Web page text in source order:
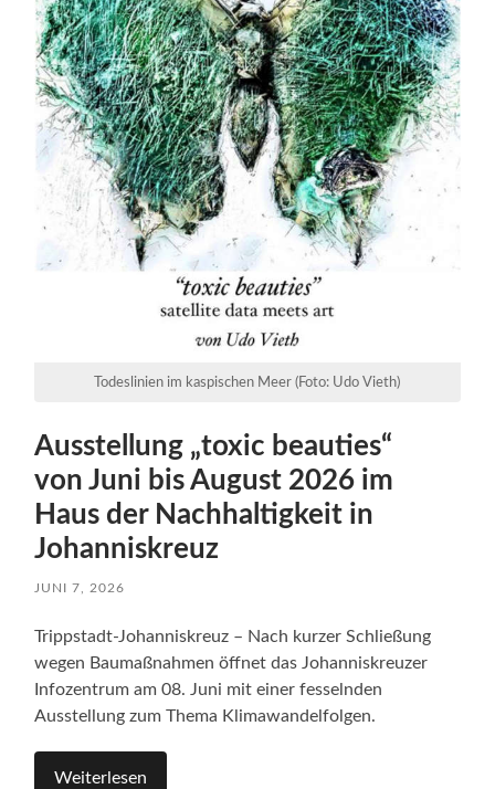
Todeslinien im kaspischen Meer (Foto: Udo Vieth)
Ausstellung „toxic beauties“
von Juni bis August 2026 im
Haus der Nachhaltigkeit in
Johanniskreuz
JUNI 7, 2026
Trippstadt-Johanniskreuz – Nach kurzer Schließung
wegen Baumaßnahmen öffnet das Johanniskreuzer
Infozentrum am 08. Juni mit einer fesselnden
Ausstellung zum Thema Klimawandelfolgen.
Weiterlesen